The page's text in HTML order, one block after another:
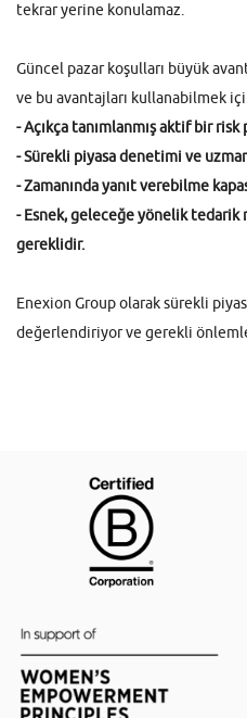
tekrar yerine konulamaz.
Güncel pazar koşulları büyük
ve bu avantajları kullanabilmek
- Açıkça tanımlanmış aktif bir risk
- Sürekli piyasa denetimi ve
- Zamanında yanıt verebilme
- Esnek, geleceğe yönelik tedarik
gereklidir.
Enexion Group olarak sürekli
değerlendiriyor ve gerekli